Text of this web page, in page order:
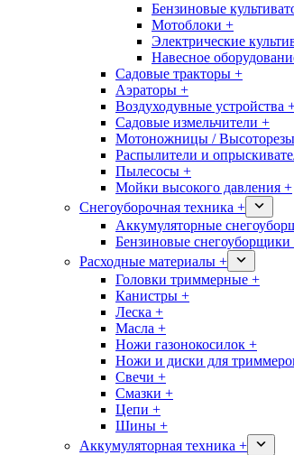
Бензиновые
Мотоблоки +
Электрические
Навесное
Садовые тракторы +
Аэраторы +
Воздуходувные устройства
Садовые измельчители +
Мотоножницы /
Распылители и
Пылесосы +
Мойки высокого давления +
Снегоуборочная техника +
Аккумуляторные
Бензиновые снегоуборщики
Расходные материалы +
Головки триммерные +
Канистры +
Леска +
Масла +
Ножи газонокосилок +
Ножи и диски для
Свечи +
Смазки +
Цепи +
Шины +
Аккумуляторная техника +